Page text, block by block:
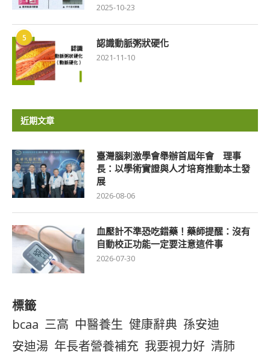
2025-10-23
5 認識動脈粥狀硬化
2021-11-10
近期文章
臺灣腦刺激學會舉辦首屆年會 理事
長：以學術實證與人才培育推動本土發
展
2026-08-06
血壓計不準恐吃錯藥！藥師提醒：沒有
自動校正功能一定要注意這件事
2026-07-30
標籤
bcaa 三高 中醫養生 健康辭典 孫安迪
安迪湯 年長者營養補充 我要視力好 清肺